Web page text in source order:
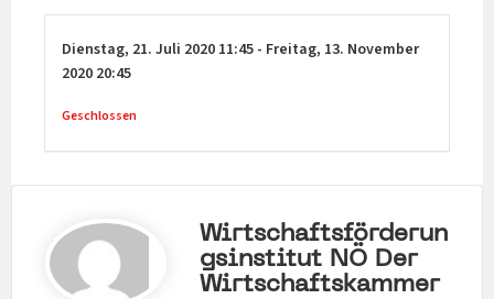
Dienstag, 21. Juli 2020 11:45 - Freitag, 13. November
2020 20:45
Geschlossen
Wirtschaftsförderun
Gsinstitut NÖ Der
Wirtschaftskammer